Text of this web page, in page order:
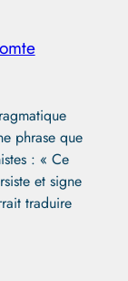
phrase que
: « Ce
et signe
traduire